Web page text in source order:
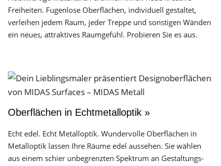
Freiheiten. Fugenlose Oberflächen, individuell gestaltet,
verleihen jedem Raum, jeder Treppe und sonstigen Wänden
ein neues, attraktives Raumgefühl. Probieren Sie es aus.
Oberflächen in Echtmetalloptik »
Echt edel. Echt Metalloptik. Wundervolle Oberflächen in
Metalloptik lassen Ihre Räume edel aussehen. Sie wählen
aus einem schier unbegrenzten Spektrum an Gestaltungs­